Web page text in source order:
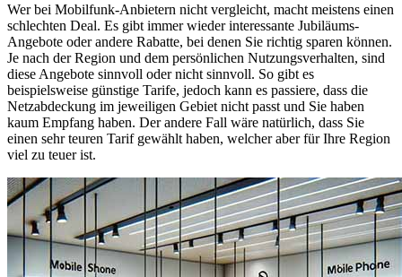
Wer bei Mobilfunk-Anbietern nicht vergleicht, macht meistens einen
schlechten Deal. Es gibt immer wieder interessante Jubiläums-
Angebote oder andere Rabatte, bei denen Sie richtig sparen können.
Je nach der Region und dem persönlichen Nutzungsverhalten, sind
diese Angebote sinnvoll oder nicht sinnvoll. So gibt es
beispielsweise günstige Tarife, jedoch kann es passiere, dass die
Netzabdeckung im jeweiligen Gebiet nicht passt und Sie haben
kaum Empfang haben. Der andere Fall wäre natürlich, dass Sie
einen sehr teuren Tarif gewählt haben, welcher aber für Ihre Region
viel zu teuer ist.